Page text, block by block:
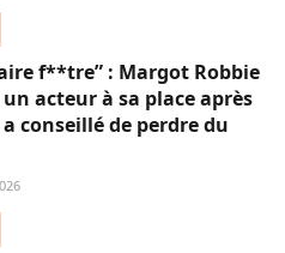
f**tre” : Margot Robbie
acteur à sa place après
conseillé de perdre du